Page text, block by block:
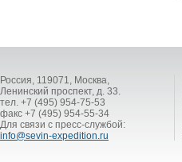
Россия, 119071, Москва,
Ленинский проспект, д. 33.
тел. +7 (495) 954-75-53
факс +7 (495) 954-55-34
Для связи с пресс-службой:
info@sevin-expedition.ru